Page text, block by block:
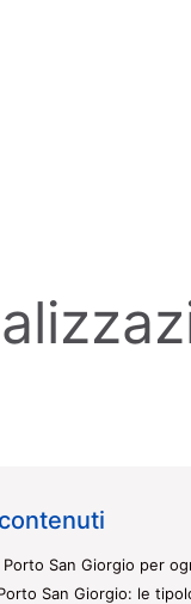
Porto San Giorgio per
San Giorgio: le